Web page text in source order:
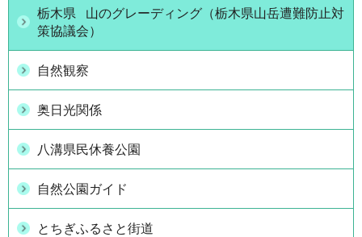
栃木県 山のグレーディング（栃木県山岳遭難防止対
策協議会）
自然観察
奥日光関係
八溝県民休養公園
自然公園ガイド
とちぎふるさと街道